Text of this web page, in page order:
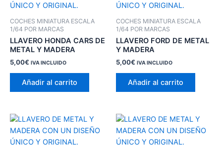
COCHES MINIATURA ESCALA
1/64 POR MARCAS
LLAVERO HONDA CARS DE
METAL Y MADERA
5,00€ IVA INCLUIDO
Añadir al carrito
COCHES MINIATURA ESCALA
1/64 POR MARCAS
LLAVERO FORD DE METAL
Y MADERA
5,00€ IVA INCLUIDO
Añadir al carrito